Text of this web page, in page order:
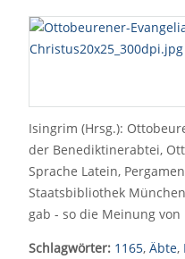
Isingrim (Hrsg.):
der Benediktinerabtei,
Sprache Latein,
Staatsbibliothek
gab - so die Meinung
Schlagwörter: 1165, Äbte,